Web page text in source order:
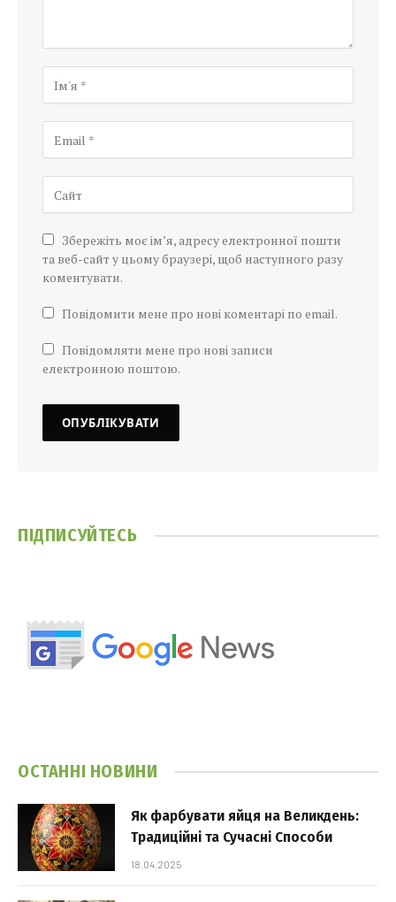
Збережіть моє ім’я, адресу електронної пошти
та веб-сайт у цьому браузері, щоб наступного разу
коментувати.
Повідомити мене про нові коментарі по email.
Повідомляти мене про нові записи
електронною поштою.
ПІДПИСУЙТЕСЬ
ОСТАННІ НОВИНИ
Як фарбувати яйця на Великдень:
Традиційні та Сучасні Способи
18.04.2025